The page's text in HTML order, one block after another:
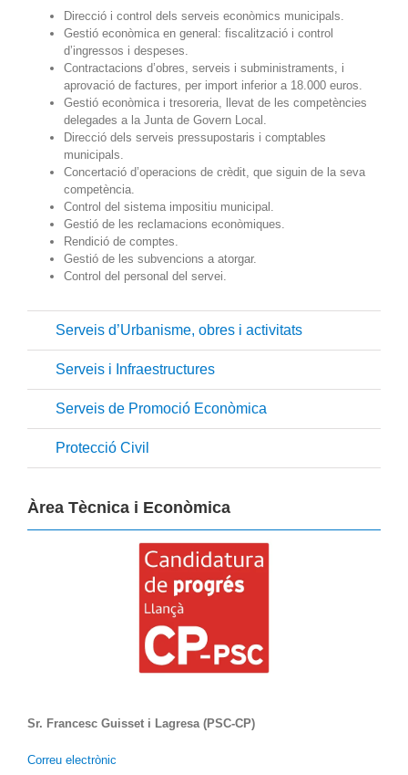
Direcció i control dels serveis econòmics municipals.
Gestió econòmica en general: fiscalització i control
d’ingressos i despeses.
Contractacions d’obres, serveis i subministraments, i
aprovació de factures, per import inferior a 18.000 euros.
Gestió econòmica i tresoreria, llevat de les competències
delegades a la Junta de Govern Local.
Direcció dels serveis pressupostaris i comptables
municipals.
Concertació d’operacions de crèdit, que siguin de la seva
competència.
Control del sistema impositiu municipal.
Gestió de les reclamacions econòmiques.
Rendició de comptes.
Gestió de les subvencions a atorgar.
Control del personal del servei.
Serveis d’Urbanisme, obres i activitats
Serveis i Infraestructures
Serveis de Promoció Econòmica
Protecció Civil
Àrea Tècnica i Econòmica
Sr. Francesc Guisset i Lagresa (PSC-CP)
Correu electrònic